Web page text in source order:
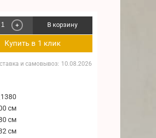
+ В корзину
Купить в 1 клик
и самовывоз: 10.08.2026
1380
см
см
см